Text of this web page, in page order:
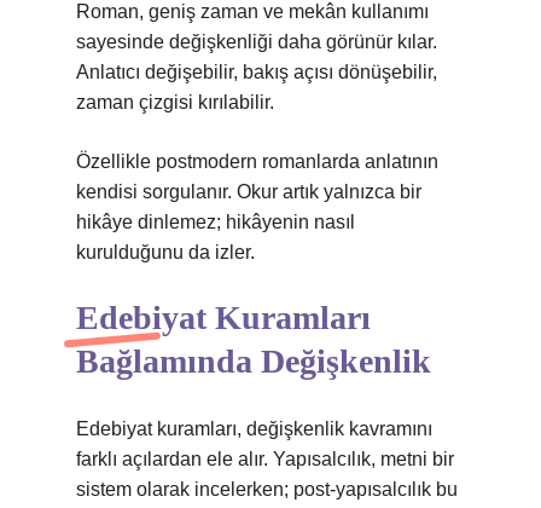
Roman, geniş zaman ve mekân kullanımı
sayesinde değişkenliği daha görünür kılar.
Anlatıcı değişebilir, bakış açısı dönüşebilir,
zaman çizgisi kırılabilir.
Özellikle postmodern romanlarda anlatının
kendisi sorgulanır. Okur artık yalnızca bir
hikâye dinlemez; hikâyenin nasıl
kurulduğunu da izler.
Edebiyat Kuramları
Bağlamında Değişkenlik
Edebiyat kuramları, değişkenlik kavramını
farklı açılardan ele alır. Yapısalcılık, metni bir
sistem olarak incelerken; post-yapısalcılık bu